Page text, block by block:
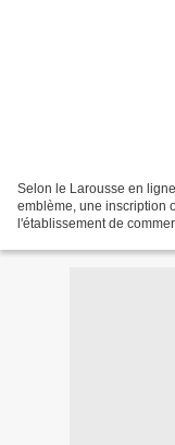
Selon le Larousse en
emblème, une inscription
l'établissement de